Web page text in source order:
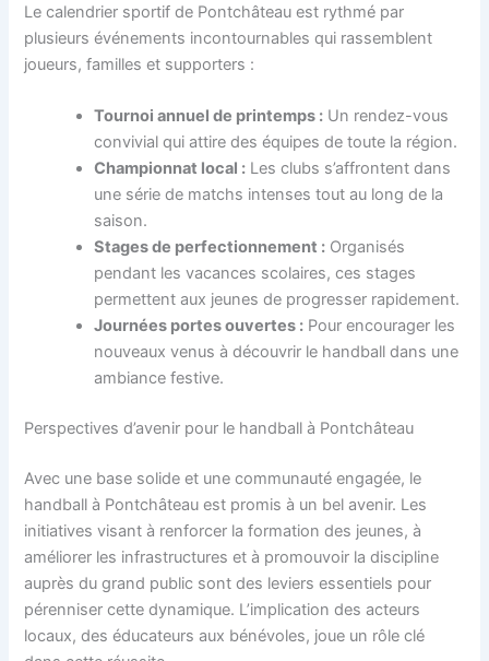
Le calendrier sportif de Pontchâteau est rythmé par
plusieurs événements incontournables qui rassemblent
joueurs, familles et supporters :
Tournoi annuel de printemps : Un rendez-vous
convivial qui attire des équipes de toute la région.
Championnat local : Les clubs s’affrontent dans
une série de matchs intenses tout au long de la
saison.
Stages de perfectionnement : Organisés
pendant les vacances scolaires, ces stages
permettent aux jeunes de progresser rapidement.
Journées portes ouvertes : Pour encourager les
nouveaux venus à découvrir le handball dans une
ambiance festive.
Perspectives d’avenir pour le handball à Pontchâteau
Avec une base solide et une communauté engagée, le
handball à Pontchâteau est promis à un bel avenir. Les
initiatives visant à renforcer la formation des jeunes, à
améliorer les infrastructures et à promouvoir la discipline
auprès du grand public sont des leviers essentiels pour
pérenniser cette dynamique. L’implication des acteurs
locaux, des éducateurs aux bénévoles, joue un rôle clé